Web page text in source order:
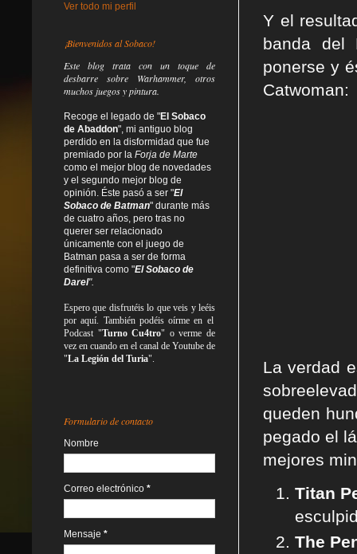
Y el
banda del
ponerse y
Catwoman:
La verdad
queden
pegado el
mejores
Titan
The
Ver todo mi perfil
¡Bienvenidos al Sobaco!
Este blog trata con un toque de
desbarre sobre Warhammer, otros
muchos juegos y pintura.
Recoge el legado de "El Sobaco
de Abaddon", mi antiguo blog
perdido en la disformidad que fue
premiado por la Forja de Marte
como el mejor blog de novedades
y el segundo mejor blog de
opinión. Éste pasó a ser "El
Sobaco de Batman" durante más
de cuatro años, pero tras no
querer ser relacionado
únicamente con el juego de
Batman pasa a ser de forma
definitiva como "El Sobaco de
Darel".
Espero que disfrutéis lo queveis yleéis
por aquí. También podéis oírme en el
Podcast "Turno Cu4tro" o verme de
vez en cuando en el canal de Youtube de
"La Legión del Turia".
Formulario de contacto
Nombre
Correo electrónico *
Mensaje *